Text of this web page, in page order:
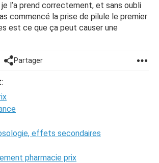
l’a prend correctement, et sans oubli
commencé la prise de pilule le premier
est ce que ça peut causer une
Partager
effets secondaires
pharmacie prix